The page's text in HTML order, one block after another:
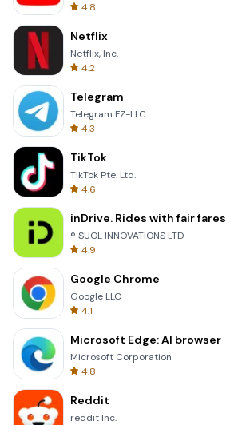
4.8
Netflix
Netflix, Inc.
4.2
Telegram
Telegram FZ-LLC
4.3
TikTok
TikTok Pte. Ltd.
4.6
inDrive. Rides with fair fares
® SUOL INNOVATIONS LTD
4.9
Google Chrome
Google LLC
4.1
Microsoft Edge: AI browser
Microsoft Corporation
4.8
Reddit
reddit Inc.